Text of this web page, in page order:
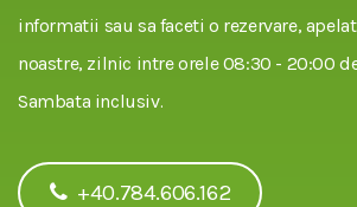
informatii sau sa faceti o rezervare,
noastre, zilnic intre orele 08:30 - 20:00
Sambata inclusiv.
+40.784.606.162